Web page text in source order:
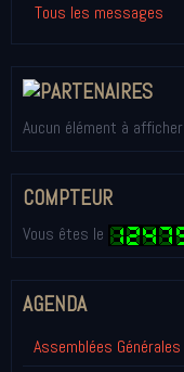
Tous les messages
Aucun élément à afficher
COMPTEUR
Vous êtes le
AGENDA
Assemblées Générales